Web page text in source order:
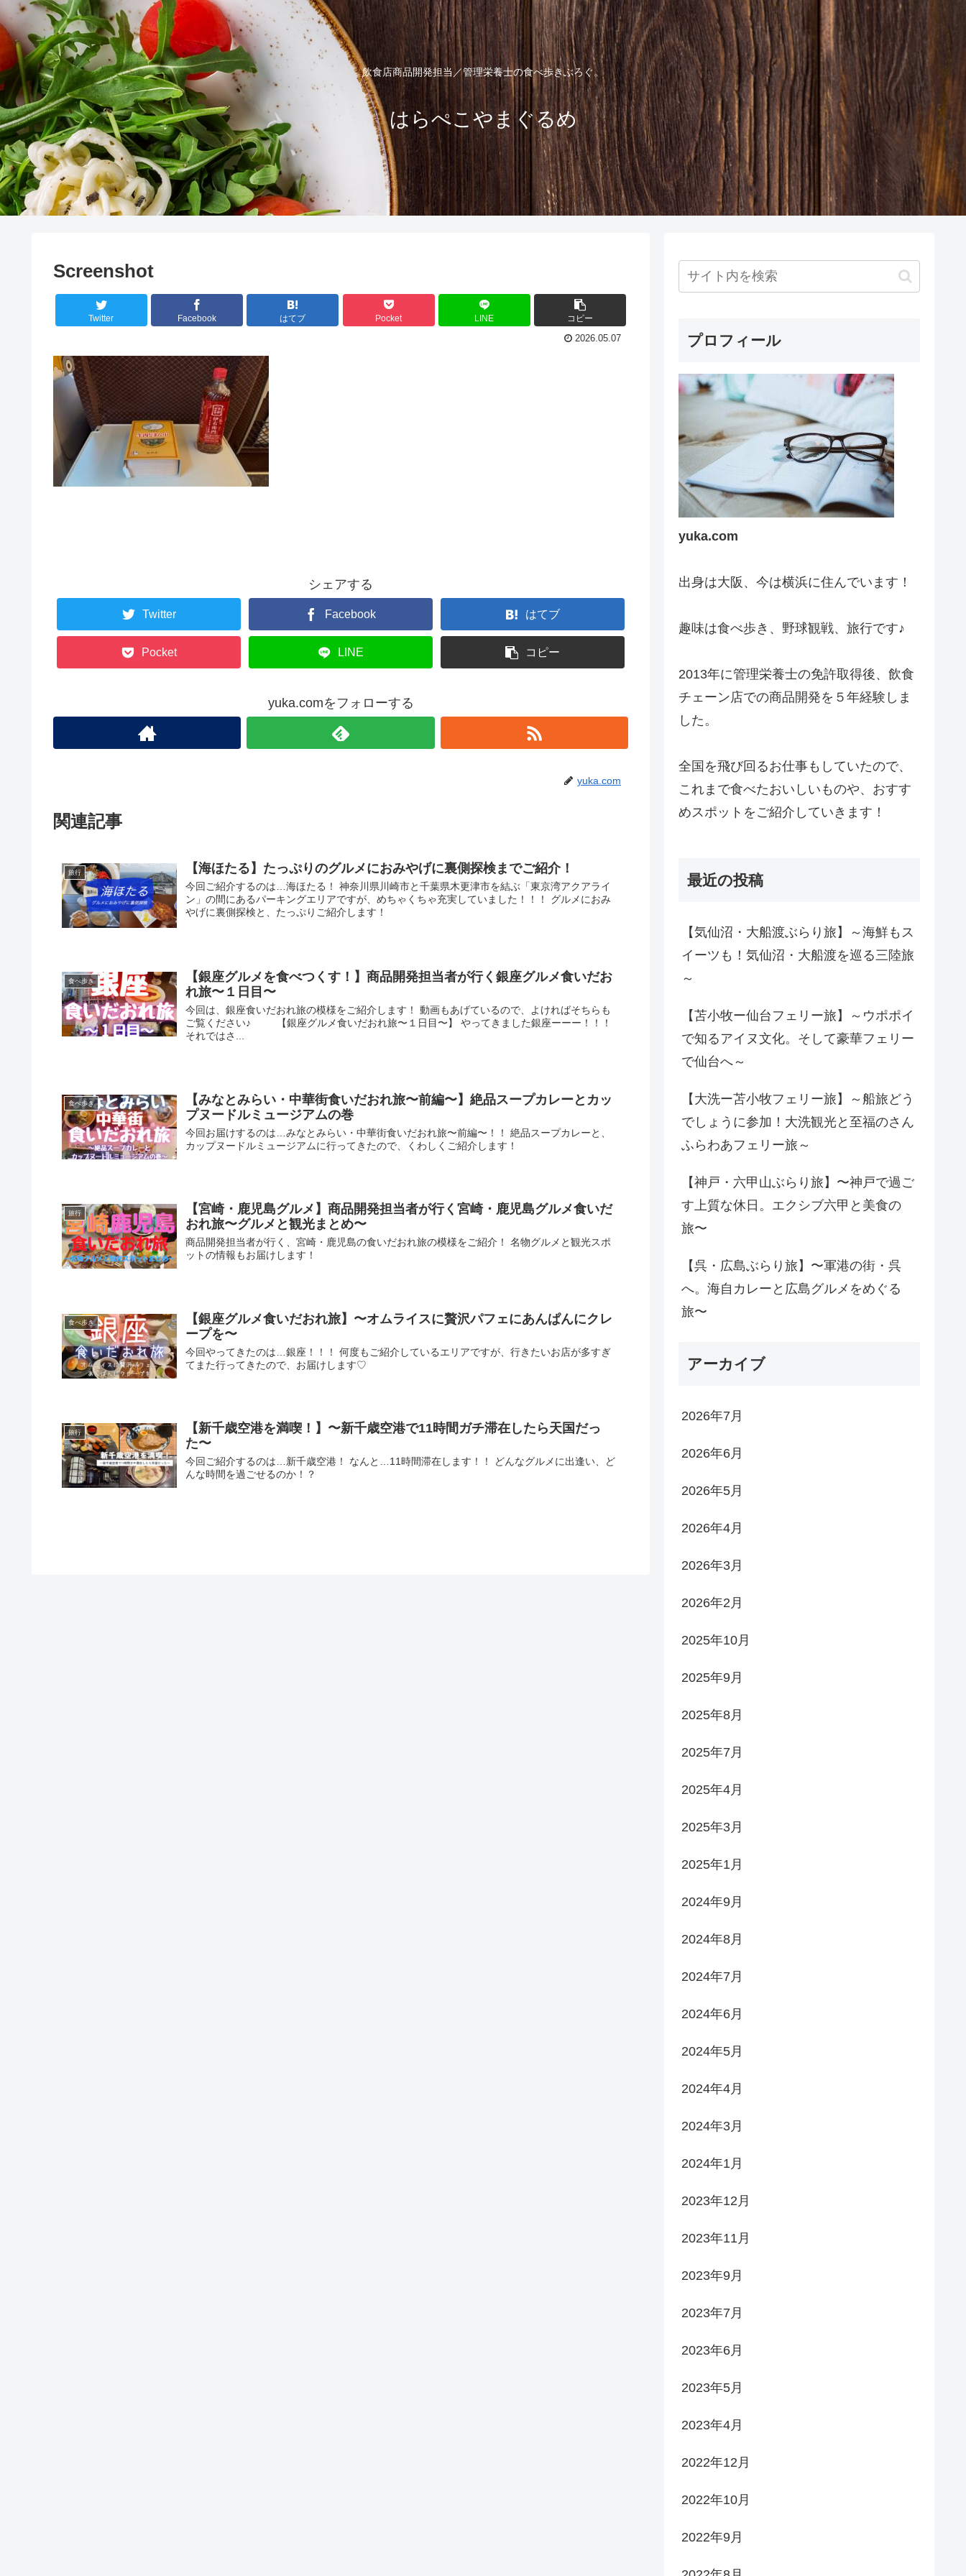
飲食店商品開発担当／管理栄養士の食べ歩きぶろぐ。
はらぺこやまぐるめ
Screenshot
Twitter Facebook はてブ Pocket LINE コピー
2026.05.07
シェアする
Twitter Facebook はてブ
Pocket LINE コピー
yuka.comをフォローする
yuka.com
関連記事
旅行 【海ほたる】たっぷりのグルメにおみやげに裏側探検までご紹介！
今回ご紹介するのは…海ほたる！ 神奈川県川崎市と千葉県木更津市を結ぶ「東京湾アクアライ
ン」の間にあるパーキングエリアですが、めちゃくちゃ充実していました！！！ グルメにおみ
やげに裏側探検と、たっぷりご紹介します！
食べ歩き
【銀座グルメを食べつくす！】商品開発担当者が行く銀座グルメ食いだお
れ旅〜１日目〜
今回は、銀座食いだおれ旅の模様をご紹介します！ 動画もあげているので、よければそちらも
ご覧ください♪ 【銀座グルメ食いだおれ旅〜１日目〜】 やってきました銀座ーーー！！！
それではさ...
食べ歩き
【みなとみらい・中華街食いだおれ旅〜前編〜】絶品スープカレーとカッ
プヌードルミュージアムの巻
今回お届けするのは…みなとみらい・中華街食いだおれ旅〜前編〜！！ 絶品スープカレーと、
カップヌードルミュージアムに行ってきたので、くわしくご紹介します！
旅行
【宮崎・鹿児島グルメ】商品開発担当者が行く宮崎・鹿児島グルメ食いだ
おれ旅〜グルメと観光まとめ〜
商品開発担当者が行く、宮崎・鹿児島の食いだおれ旅の模様をご紹介！ 名物グルメと観光スポ
ットの情報もお届けします！
食べ歩き
【銀座グルメ食いだおれ旅】〜オムライスに贅沢パフェにあんぱんにクレ
ープを〜
今回やってきたのは…銀座！！！ 何度もご紹介しているエリアですが、行きたいお店が多すぎ
てまた行ってきたので、お届けします♡
旅行
【新千歳空港を満喫！】〜新千歳空港で11時間ガチ滞在したら天国だっ
た〜
今回ご紹介するのは…新千歳空港！ なんと…11時間滞在します！！ どんなグルメに出逢い、ど
んな時間を過ごせるのか！？
プロフィール
yuka.com
出身は大阪、今は横浜に住んでいます！
趣味は食べ歩き、野球観戦、旅行です♪
2013年に管理栄養士の免許取得後、飲食
チェーン店での商品開発を５年経験しま
した。
全国を飛び回るお仕事もしていたので、
これまで食べたおいしいものや、おすす
めスポットをご紹介していきます！
最近の投稿
【気仙沼・大船渡ぶらり旅】～海鮮もス
イーツも！気仙沼・大船渡を巡る三陸旅
～
【苫小牧ー仙台フェリー旅】～ウポポイ
で知るアイヌ文化。そして豪華フェリー
で仙台へ～
【大洗ー苫小牧フェリー旅】～船旅どう
でしょうに参加！大洗観光と至福のさん
ふらわあフェリー旅～
【神戸・六甲山ぶらり旅】〜神戸で過ご
す上質な休日。エクシブ六甲と美食の
旅〜
【呉・広島ぶらり旅】〜軍港の街・呉
へ。海自カレーと広島グルメをめぐる
旅〜
アーカイブ
2026年7月
2026年6月
2026年5月
2026年4月
2026年3月
2026年2月
2025年10月
2025年9月
2025年8月
2025年7月
2025年4月
2025年3月
2025年1月
2024年9月
2024年8月
2024年7月
2024年6月
2024年5月
2024年4月
2024年3月
2024年1月
2023年12月
2023年11月
2023年9月
2023年7月
2023年6月
2023年5月
2023年4月
2022年12月
2022年10月
2022年9月